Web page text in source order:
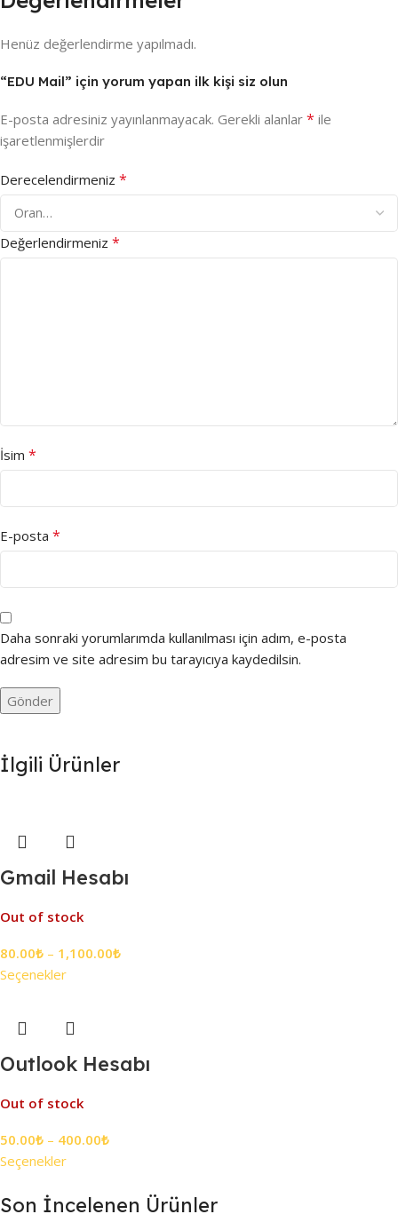
Henüz değerlendirme yapılmadı.
“EDU Mail” için yorum yapan ilk kişi siz olun
E-posta adresiniz yayınlanmayacak. Gerekli alanlar * ile
işaretlenmişlerdir
Derecelendirmeniz *
Değerlendirmeniz *
İsim *
E-posta *
Daha sonraki yorumlarımda kullanılması için adım, e-posta
adresim ve site adresim bu tarayıcıya kaydedilsin.
İlgili Ürünler
Gmail Hesabı
Out of stock
80.00₺ – 1,100.00₺
Seçenekler
Outlook Hesabı
Out of stock
50.00₺ – 400.00₺
Seçenekler
Son İncelenen Ürünler